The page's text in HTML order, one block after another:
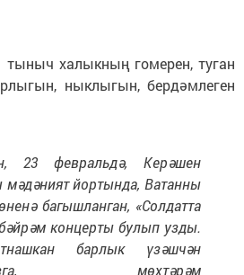
халыкның гомерен, туган
ныклыгын, бердәмлеген
23 февральдә, Керәшен
йортында, Ватанны
багышланган, «Солдатта
концерты булып узды.
барлык үзәшчән
мөхтәрәм